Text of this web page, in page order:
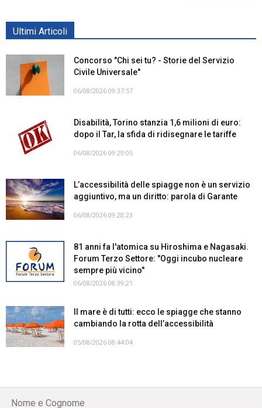
Ultimi Articoli
Concorso "Chi sei tu? - Storie del Servizio
Civile Universale"
06/08/2026 09:37:57
Disabilità, Torino stanzia 1,6 milioni di euro:
dopo il Tar, la sfida di ridisegnare le tariffe
06/08/2026 09:29:05
L’accessibilità delle spiagge non è un servizio
aggiuntivo, ma un diritto: parola di Garante
06/08/2026 09:28:23
81 anni fa l'atomica su Hiroshima e Nagasaki.
Forum Terzo Settore: "Oggi incubo nucleare
sempre più vicino"
06/08/2026 08:39:21
Il mare è di tutti: ecco le spiagge che stanno
cambiando la rotta dell’accessibilità
05/08/2026 08:44:04